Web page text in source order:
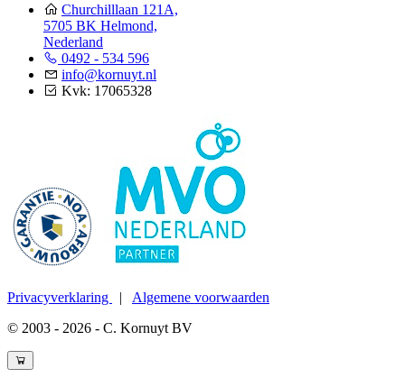
Churchilllaan 121A,
5705 BK Helmond,
Nederland
0492 - 534 596
info@kornuyt.nl
Kvk: 17065328
Privacyverklaring | Algemene voorwaarden
© 2003 - 2026 - C. Kornuyt BV